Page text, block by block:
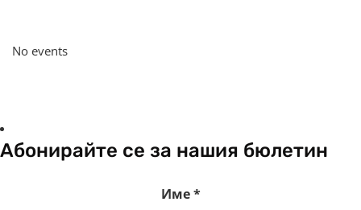
No events
Абонирайте се за нашия бюлетин
Име*